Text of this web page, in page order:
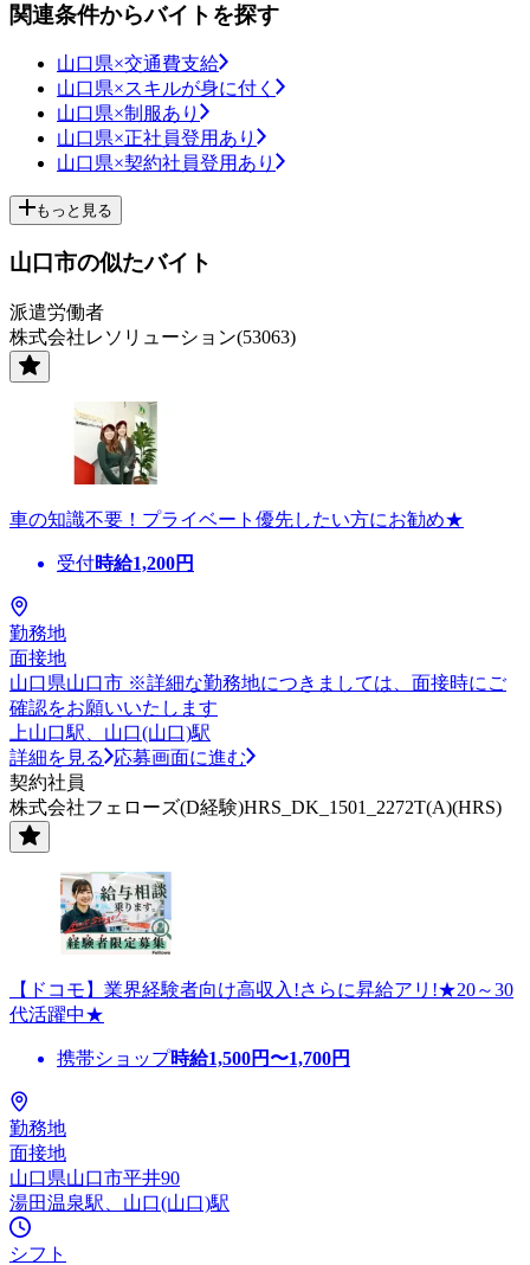
関連条件からバイトを探す
山口県×交通費支給
山口県×スキルが身に付く
山口県×制服あり
山口県×正社員登用あり
山口県×契約社員登用あり
もっと見る
山口市の似たバイト
派遣労働者
株式会社レソリューション(53063)
車の知識不要！プライベート優先したい方にお勧め★
受付時給1,200円
勤務地
面接地
山口県山口市 ※詳細な勤務地につきましては、面接時にご
確認をお願いいたします
上山口駅、山口(山口)駅
詳細を見る
応募画面に進む
契約社員
株式会社フェローズ(D経験)HRS_DK_1501_2272T(A)(HRS)
【ドコモ】業界経験者向け高収入!さらに昇給アリ!★20～30
代活躍中★
携帯ショップ時給1,500円〜1,700円
勤務地
面接地
山口県山口市平井90
湯田温泉駅、山口(山口)駅
シフト